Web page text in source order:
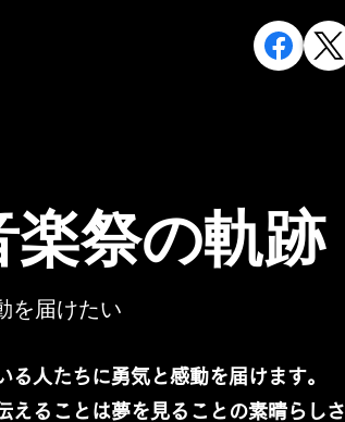
祭の軌跡
を届けたい
人たちに勇気と感動を届けます。
えることは夢を見ることの素晴らしさ